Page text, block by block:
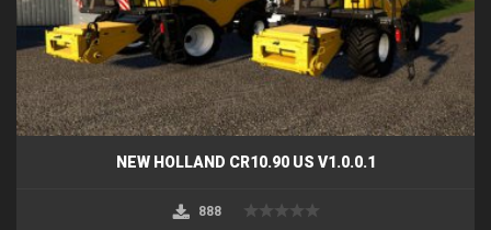
NEW HOLLAND CR10.90 US V1.0.0.1
888